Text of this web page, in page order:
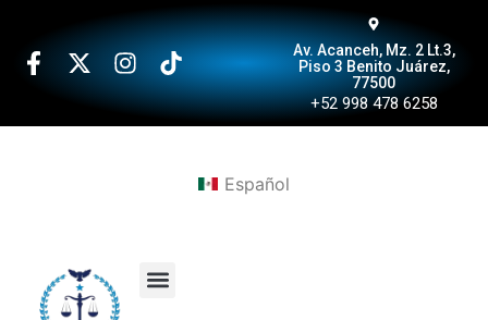
Av. Acanceh, Mz. 2 Lt.3,
Piso 3 Benito Juárez,
77500
+52 998 478 6258
Español